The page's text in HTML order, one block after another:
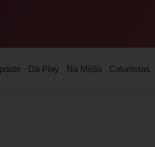
Dá Play Na Mídia Colunistas